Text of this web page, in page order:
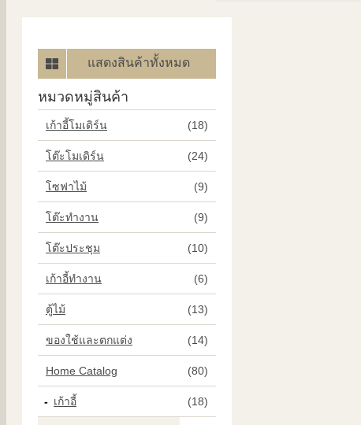
แสดงสินค้าทั้งหมด
หมวดหมู่สินค้า
เก้าอี้โมเดิร์น (18)
โต๊ะโมเดิร์น (24)
โซฟาไม้ (9)
โต๊ะทำงาน (9)
โต๊ะประชุม (10)
เก้าอี้ทำงาน (6)
ตู้ไม้ (13)
ของใช้และตกแต่ง (14)
Home Catalog (80)
เก้าอี้ (18)